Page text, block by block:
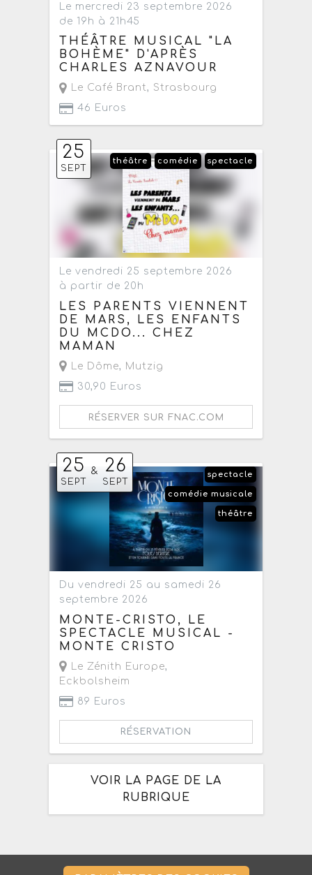
Le mercredi 23 septembre 2026
de 19h à 21h45
THÉÂTRE MUSICAL "LA
BOHÈME" D'APRÈS
CHARLES AZNAVOUR
Le Café Brant, Strasbourg
46 Euros
25
SEPT
spectacle
comédie
théâtre
Le vendredi 25 septembre 2026
à partir de 20h
LES PARENTS VIENNENT
DE MARS, LES ENFANTS
DU MCDO... CHEZ
MAMAN
Le Dôme, Mutzig
30,90 Euros
RÉSERVER SUR FNAC.COM
25
SEPT
& 26
SEPT
spectacle
comédie musicale
théâtre
Du vendredi 25 au samedi 26
septembre 2026
MONTE-CRISTO, LE
SPECTACLE MUSICAL -
MONTE CRISTO
Le Zénith Europe,
Eckbolsheim
89 Euros
RÉSERVATION
VOIR LA PAGE DE LA
RUBRIQUE